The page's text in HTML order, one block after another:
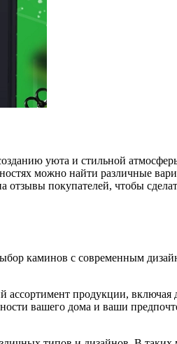
уюта и стильной
можно найти различные
покупателей, чтобы
каминов с современным
продукции, включая
вашего дома и ваши